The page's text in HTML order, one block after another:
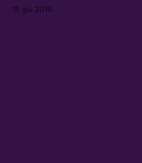
15 giu 2016